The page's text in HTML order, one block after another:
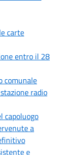
carte
entro il 28
comunale
radio
capoluogo
a
e